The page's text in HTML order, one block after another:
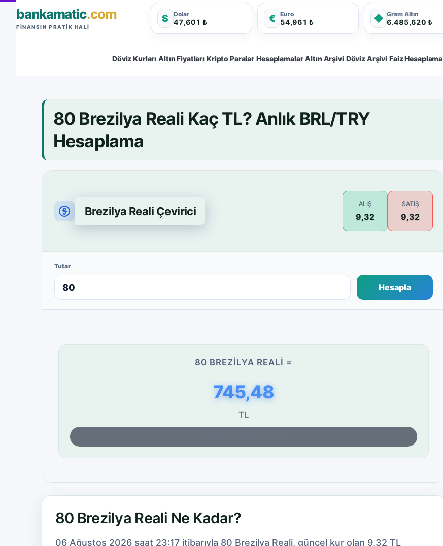
bankamatic.com
FINANSIN PRATIK HALI
$ Dolar
47,601 ₺ € Euro
54,961 ₺ ◆ Gram Altın
6.485,620 ₺
Döviz Kurları Altın Fiyatları Kripto Paralar Hesaplamalar Altın Arşivi Döviz Arşivi Faiz Hesaplama
80 Brezilya Reali Kaç TL? Anlık BRL/TRY
Hesaplama
Brezilya Reali Çevirici
ALIŞ
9,32
SATIŞ
9,32
Tutar
Hesapla
80 BREZILYA REALI =
745,48
TL
80 Brezilya Reali Ne Kadar?
06 Ağustos 2026 saat 23:17 itibarıyla 80 Brezilya Reali, güncel kur olan 9,32 TL